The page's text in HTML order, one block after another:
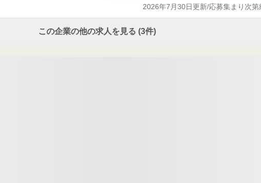
2026年7月30日更新/応募集まり次第
この企業の他の求人を見る (3件)